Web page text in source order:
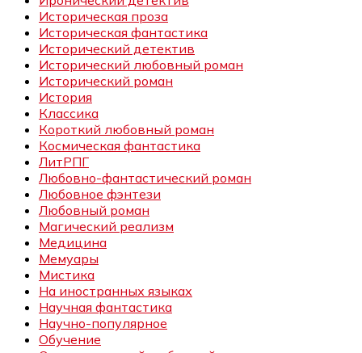
Историческая проза
Историческая фантастика
Исторический детектив
Исторический любовный роман
Исторический роман
История
Классика
Короткий любовный роман
Космическая фантастика
ЛитРПГ
Любовно-фантастический роман
Любовное фэнтези
Любовный роман
Магический реализм
Медицина
Мемуары
Мистика
На иностранных языках
Научная фантастика
Научно-популярное
Обучение